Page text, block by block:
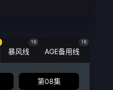
暴风线
16
AGE备用线
16
第08集